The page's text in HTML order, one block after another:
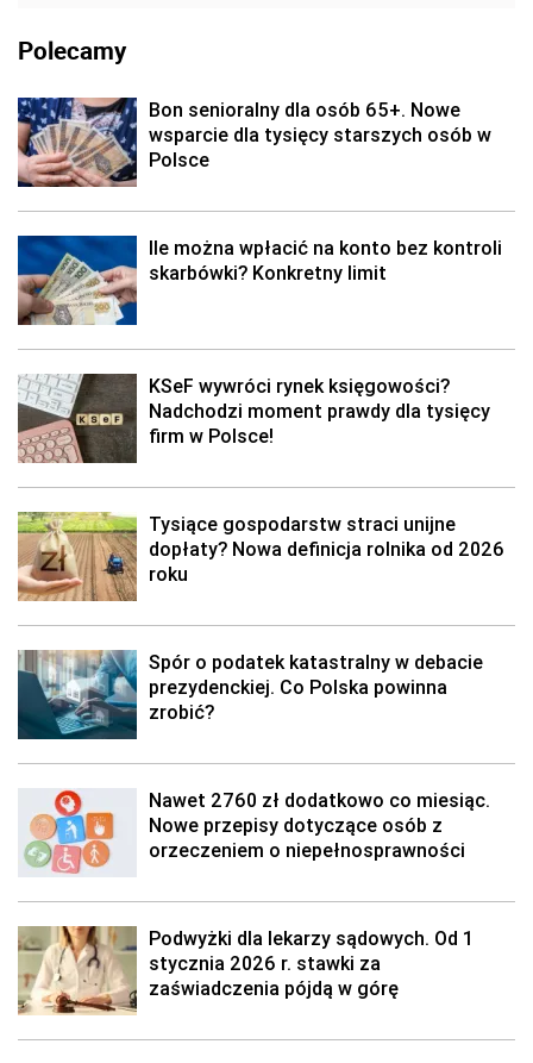
Polecamy
Bon senioralny dla osób 65+. Nowe
wsparcie dla tysięcy starszych osób w
Polsce
Ile można wpłacić na konto bez kontroli
skarbówki? Konkretny limit
KSeF wywróci rynek księgowości?
Nadchodzi moment prawdy dla tysięcy
firm w Polsce!
Tysiące gospodarstw straci unijne
dopłaty? Nowa definicja rolnika od 2026
roku
Spór o podatek katastralny w debacie
prezydenckiej. Co Polska powinna
zrobić?
Nawet 2760 zł dodatkowo co miesiąc.
Nowe przepisy dotyczące osób z
orzeczeniem o niepełnosprawności
Podwyżki dla lekarzy sądowych. Od 1
stycznia 2026 r. stawki za
zaświadczenia pójdą w górę